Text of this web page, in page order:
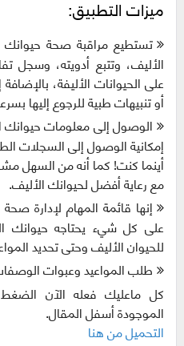
ميزات التطبيق:
تستطيع مراقبة صحة
الأليف، وتتبع أدويته، وسجل
على الحيوانات الأليفة،
أو تنبيهات طبية للرجوع إليها
الوصول إلى معلومات
إمكانية الوصول إلى السجلات
أينما كنت! كما أنه من السهل
مع رعاية أفضل لحيوانك الأليف.
إنها قائمة المهام لإدارة
على كل شيء يحتاجه حيوانك
للحيوان الأليف وحتى تحديد
طلب المواعيد وعبوات
كل ماعليك فعله الآن
الموجودة أسفل المقال.
التحميل من هنا